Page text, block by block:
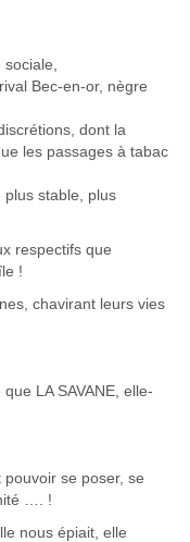
Bec-en-or, nègre
dont la
les passages à tabac
plus stable, plus
respectifs que
!
chavirant leurs vies
LA SAVANE, elle-
se poser, se
…. !
nous épiait, elle